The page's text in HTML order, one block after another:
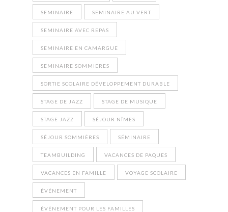
SEMINAIRE SEMINAIRE AU VERT
SEMINAIRE AVEC REPAS
SEMINAIRE EN CAMARGUE
SEMINAIRE SOMMIERES
SORTIE SCOLAIRE DÉVELOPPEMENT DURABLE
STAGE DE JAZZ STAGE DE MUSIQUE
STAGE JAZZ SÉJOUR NÎMES
SÉJOUR SOMMIÈRES SÉMINAIRE
TEAMBUILDING VACANCES DE PAQUES
VACANCES EN FAMILLE VOYAGE SCOLAIRE
ÉVÉNEMENT
ÉVÉNEMENT POUR LES FAMILLES